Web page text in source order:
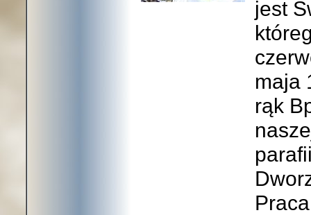
jest
maja
rąk